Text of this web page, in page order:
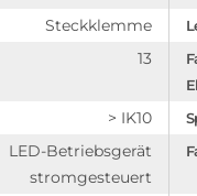
Steckklemme
13
> IK10
LED-Betriebsgerät
stromgesteuert